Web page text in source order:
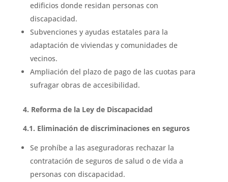
edificios donde residan personas con
discapacidad.
Subvenciones y ayudas estatales para la
adaptación de viviendas y comunidades de
vecinos.
Ampliación del plazo de pago de las cuotas para
sufragar obras de accesibilidad.
4. Reforma de la Ley de Discapacidad
4.1. Eliminación de discriminaciones en seguros
Se prohíbe a las aseguradoras rechazar la
contratación de seguros de salud o de vida a
personas con discapacidad.